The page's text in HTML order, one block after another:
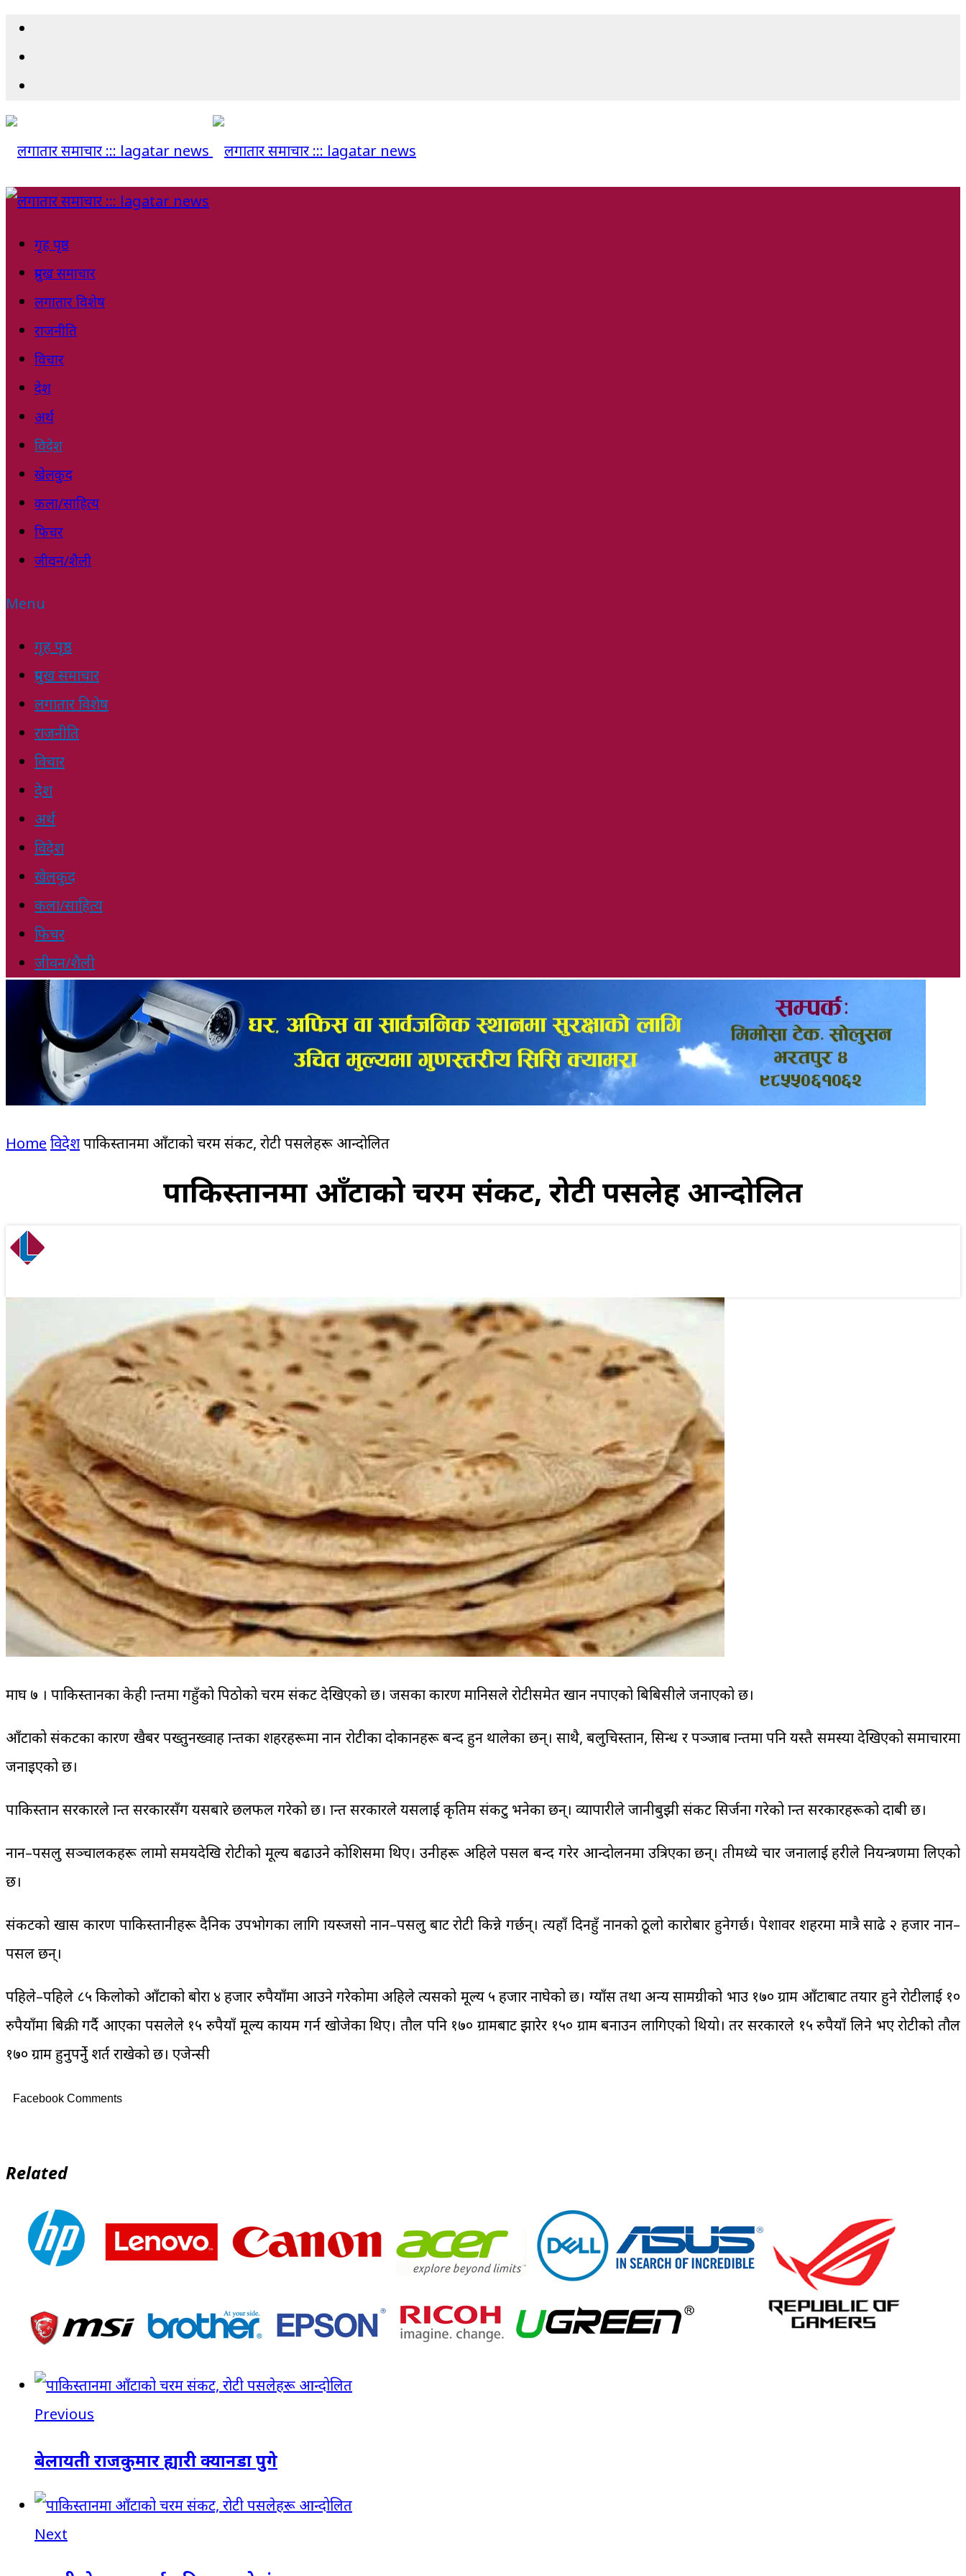
गृह पृष्ठ
प्रमुख समाचार
लगातार विशेष
राजनीति
विचार
देश
अर्थ
विदेश
खेलकुद
कला/साहित्य
फिचर
जीवन/शैली
Menu
गृह पृष्ठ
प्रमुख समाचार
लगातार विशेष
राजनीति
विचार
देश
अर्थ
विदेश
खेलकुद
कला/साहित्य
फिचर
जीवन/शैली
Home विदेशपाकिस्तानमा आँटाको चरम संकट, रोटी पसलेहरू आन्दोलित
पाकिस्तानमा आँटाको चरम संकट, रोटी पसलेहरू आन्दोलित
लगातार न्युज
७ माघ २०७६, मंगलवार १५:१८
माघ ७ । पाकिस्तानका केही प्रान्तमा गहुँको पिठोको चरम संकट देखिएको छ। जसका कारण मानिसले रोटीसमेत खान नपाएको बिबिसीले जनाएको छ।
आँटाको संकटका कारण खैबर पख्तुनख्वाह प्रान्तका शहरहरूमा नान रोटीका दोकानहरू बन्द हुन थालेका छन्। साथै, बलुचिस्तान, सिन्ध र पञ्जाब प्रान्तमा पनि यस्तै समस्या देखिएको समाचारमा
जनाइएको छ।
पाकिस्तान सरकारले प्रान्त सरकारसँग यसबारे छलफल गरेको छ। प्रान्त सरकारले यसलाई कृतिम संकटु भनेका छन्। व्यापारीले जानीबुझी संकट सिर्जना गरेको प्रान्त सरकारहरूको दाबी छ।
नान–पसलु सञ्चालकहरू लामो समयदेखि रोटीको मूल्य बढाउने कोशिसमा थिए। उनीहरू अहिले पसल बन्द गरेर आन्दोलनमा उत्रिएका छन्। तीमध्ये चार जनालाई प्रहरीले नियन्त्रणमा लिएको
छ।
संकटको खास कारण पाकिस्तानीहरू दैनिक उपभोगका लागि प्रायस्जसो नान–पसलु बाट रोटी किन्ने गर्छन्। त्यहाँ दिनहुँ नानको ठूलो कारोबार हुनेगर्छ। पेशावर शहरमा मात्रै साढे २ हजार नान–
पसल छन्।
पहिले–पहिले ८५ किलोको आँटाको बोरा ४ हजार रुपैयाँमा आउने गरेकोमा अहिले त्यसको मूल्य ५ हजार नाघेको छ। ग्याँस तथा अन्य सामग्रीको भाउ १७० ग्राम आँटाबाट तयार हुने रोटीलाई १०
रुपैयाँमा बिक्री गर्दै आएका पसलेले १५ रुपैयाँ मूल्य कायम गर्न खोजेका थिए। तौल पनि १७० ग्रामबाट झारेर १५० ग्राम बनाउन लागिएको थियो। तर सरकारले १५ रुपैयाँ लिने भए रोटीको तौल
१७० ग्राम हुनुपर्नेु शर्त राखेको छ। एजेन्सी
Facebook Comments
Related
Previous
बेलायती राजकुमार ह्यारी क्यानडा पुगे
Next